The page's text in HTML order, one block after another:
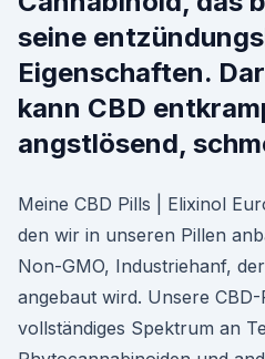
seine
Eigenschaften.
kann CBD
angstlösend,
Meine CBD Pills | Elixinol
den wir in unseren Pillen
Non-GMO, Industriehanf,
angebaut wird. Unsere
vollständiges Spektrum an